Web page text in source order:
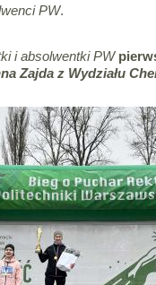
PW.
i absolwentki PW
Zajda z Wydziału